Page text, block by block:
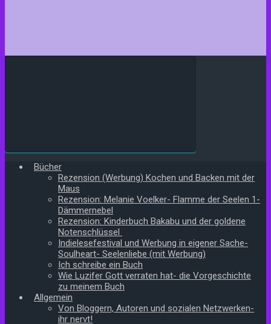
Bücher
Rezension (Werbung) Kochen und Backen mit der
Maus
Rezension: Melanie Voelker- Flamme der Seelen 1-
Dämmernebel
Rezension: Kinderbuch Bakabu und der goldene
Notenschlüssel
Indielesefestival und Werbung in eigener Sache-
Soulheart- Seelenliebe (mit Werbung)
Ich schreibe ein Buch
Wie Luzifer Gott verraten hat- die Vorgeschichte
zu meinem Buch
Allgemein
Von Bloggern, Autoren und sozialen Netzwerken-
ihr nervt!